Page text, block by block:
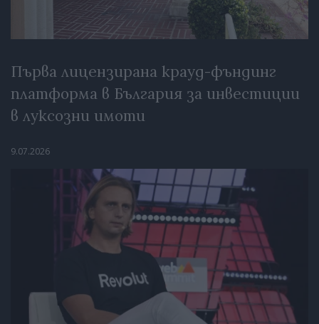
Първа лицензирана крауд-фъндинг
платформа в България за инвестиции
в луксозни имоти
9.07.2026